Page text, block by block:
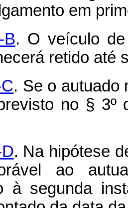
em
B. O veículo
retido até
. Se o autuado
no § 3º
. Na hipótese
ao
à segunda